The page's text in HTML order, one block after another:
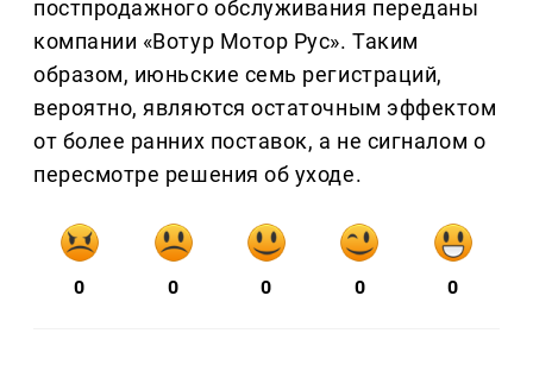
постпродажного обслуживания переданы
компании «Вотур Мотор Рус». Таким
образом, июньские семь регистраций,
вероятно, являются остаточным эффектом
от более ранних поставок, а не сигналом о
пересмотре решения об уходе.
0 0 0 0 0